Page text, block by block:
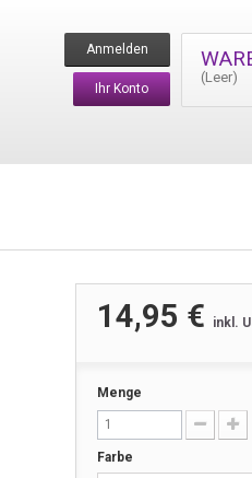
(Leer)
Anmelden
Ihr Konto
14,95 € inkl.
Menge
Farbe